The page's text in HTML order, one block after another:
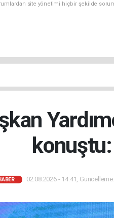
site yönetimi hiçbir şekilde
konuştu:
02.08.2026 - 14:41,